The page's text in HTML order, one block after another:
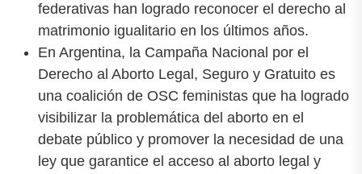
federativas han logrado reconocer el derecho al
matrimonio igualitario en los últimos años.
En Argentina, la Campaña Nacional por el
Derecho al Aborto Legal, Seguro y Gratuito es
una coalición de OSC feministas que ha logrado
visibilizar la problemática del aborto en el
debate público y promover la necesidad de una
ley que garantice el acceso al aborto legal y